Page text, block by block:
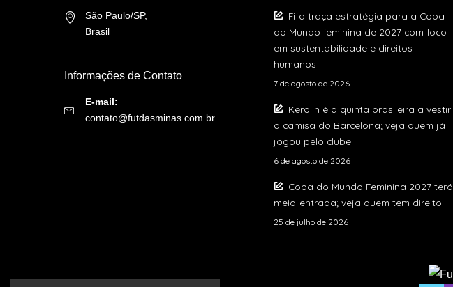
São Paulo/SP,
Brasil
Informações de Contato
E-mail:
contato@futdasminas.com.br
Fifa traça estratégia para a Copa
do Mundo feminina de 2027 com foco
em sustentabilidade e direitos
humanos
7 de agosto de 2026
Kerolin é a quinta brasileira a vestir
a camisa do Barcelona; veja quem já
jogou pelo clube
6 de agosto de 2026
Copa do Mundo Feminina 2027 terá
meia-entrada; veja quem tem direito
25 de julho de 2026